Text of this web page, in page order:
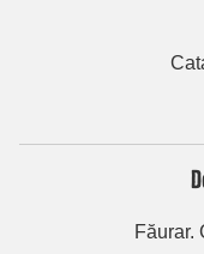
Făurar.